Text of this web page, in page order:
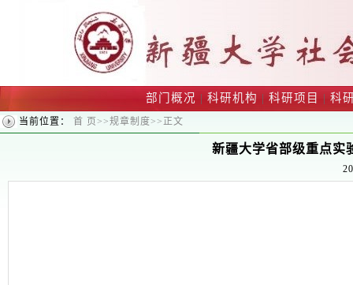
部门概况 | 科研机构 | 科研项目 | 科
当前位置： 首 页>>规章制度>>正文
新疆大学省部级重点实